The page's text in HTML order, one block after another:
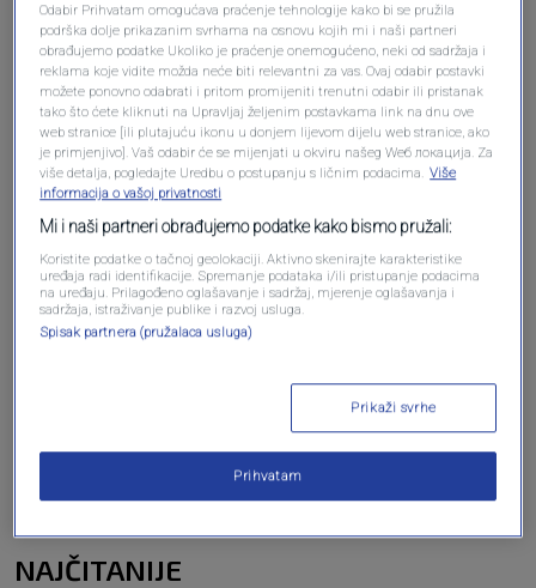
Oglas
Oglas
NAJČITANIJE
Odabir Prihvatam omogućava praćenje tehnologije kako bi se pružila
podrška dolje prikazanim svrhama na osnovu kojih mi i naši partneri
obrađujemo podatke Ukoliko je praćenje onemogućeno, neki od sadržaja i
reklama koje vidite možda neće biti relevantni za vas. Ovaj odabir postavki
možete ponovno odabrati i pritom promijeniti trenutni odabir ili pristanak
tako što ćete kliknuti na Upravljaj željenim postavkama link na dnu ove
web stranice [ili plutajuću ikonu u donjem lijevom dijelu web stranice, ako
je primjenjivo]. Vaš odabir će se mijenjati u okviru našeg Wеб локација. Za
više detalja, pogledajte Uredbu o postupanju s ličnim podacima. Više
informacija o vašoj privatnosti
Mi i naši partneri obrađujemo podatke kako bismo pružali:
Koristite podatke o tačnoj geolokaciji. Aktivno skenirajte karakteristike
uređaja radi identifikacije. Spremanje podataka i/ili pristupanje podacima
na uređaju. Prilagođeno oglašavanje i sadržaj, mjerenje oglašavanja i
sadržaja, istraživanje publike i razvoj usluga.
Spisak partnera (pružalaca usluga)
Prikaži svrhe
Prihvatam